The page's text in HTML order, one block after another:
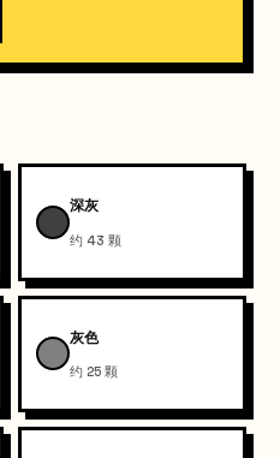
深灰
约 43 颗
灰色
约 25 颗